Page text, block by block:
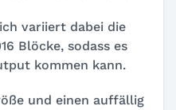
variiert dabei die
Blöcke, sodass es
kommen kann.
und einen auffällig